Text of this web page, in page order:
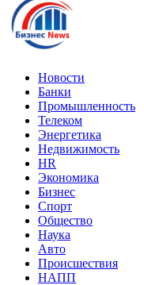
Новости
Банки
Промышленность
Телеком
Энергетика
Недвижимость
HR
Экономика
Бизнес
Спорт
Общество
Наука
Авто
Происшествия
НАПП